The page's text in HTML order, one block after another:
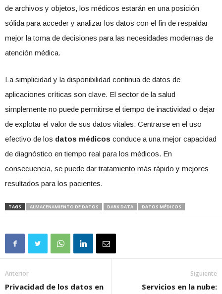
de archivos y objetos, los médicos estarán en una posición
sólida para acceder y analizar los datos con el fin de respaldar
mejor la toma de decisiones para las necesidades modernas de
atención médica.
La simplicidad y la disponibilidad continua de datos de
aplicaciones críticas son clave. El sector de la salud
simplemente no puede permitirse el tiempo de inactividad o dejar
de explotar el valor de sus datos vitales. Centrarse en el uso
efectivo de los datos médicos conduce a una mejor capacidad
de diagnóstico en tiempo real para los médicos. En
consecuencia, se puede dar tratamiento más rápido y mejores
resultados para los pacientes.
TAGS ALMACENAMIENTO DE DATOS DARK DATA DATOS MÉDICOS
Anterior
Privacidad de los datos en
Siguiente
Servicios en la nube: